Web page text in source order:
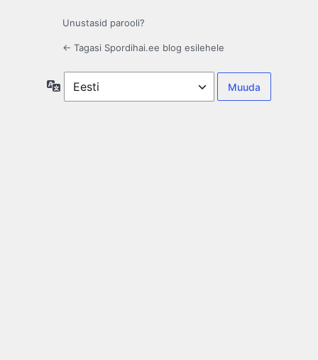
Unustasid parooli?
← Tagasi Spordihai.ee blog esilehele
Keel